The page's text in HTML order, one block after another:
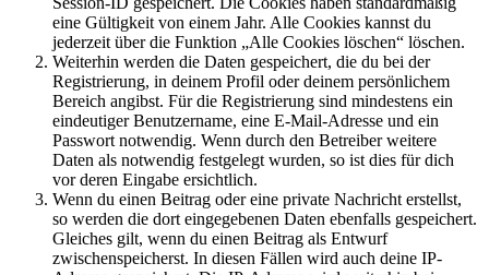
eine Gültigkeit von einem Jahr. Alle Cookies kannst du
jederzeit über die Funktion „Alle Cookies löschen“ löschen.
Weiterhin werden die Daten gespeichert, die du bei der
Registrierung, in deinem Profil oder deinem persönlichem
Bereich angibst. Für die Registrierung sind mindestens ein
eindeutiger Benutzername, eine E-Mail-Adresse und ein
Passwort notwendig. Wenn durch den Betreiber weitere
Daten als notwendig festgelegt wurden, so ist dies für dich
vor deren Eingabe ersichtlich.
Wenn du einen Beitrag oder eine private Nachricht erstellst,
so werden die dort eingegebenen Daten ebenfalls gespeichert.
Gleiches gilt, wenn du einen Beitrag als Entwurf
zwischenspeicherst. In diesen Fällen wird auch deine IP-